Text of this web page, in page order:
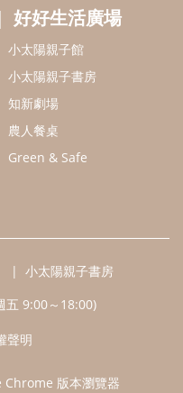
好好生活廣場
小太陽親子館
小太陽親子書房
知新劇場
農人餐桌
Green & Safe
小太陽親子書房
五 9:00～18:00)
聲明
Chrome 版本瀏覽器